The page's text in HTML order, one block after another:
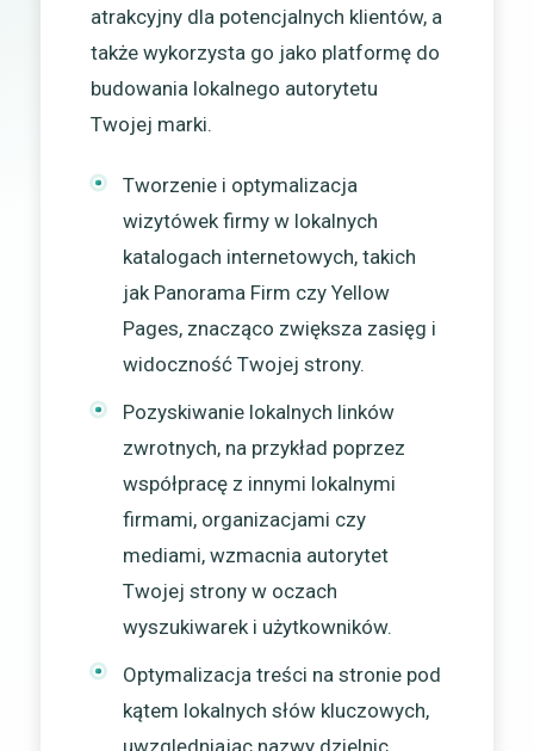
atrakcyjny dla potencjalnych klientów, a
także wykorzysta go jako platformę do
budowania lokalnego autorytetu
Twojej marki.
Tworzenie i optymalizacja
wizytówek firmy w lokalnych
katalogach internetowych, takich
jak Panorama Firm czy Yellow
Pages, znacząco zwiększa zasięg i
widoczność Twojej strony.
Pozyskiwanie lokalnych linków
zwrotnych, na przykład poprzez
współpracę z innymi lokalnymi
firmami, organizacjami czy
mediami, wzmacnia autorytet
Twojej strony w oczach
wyszukiwarek i użytkowników.
Optymalizacja treści na stronie pod
kątem lokalnych słów kluczowych,